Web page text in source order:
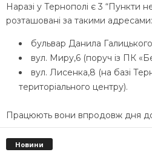
Наразі у Тернополі є 3 “Пункти
розташовані за такими адресами:
бульвар Данила
вул. Миру,6 (поруч із ПК
вул. Лисенка,8 (на базі
територіального центру).
Працюють вони впродовж дня
Новини